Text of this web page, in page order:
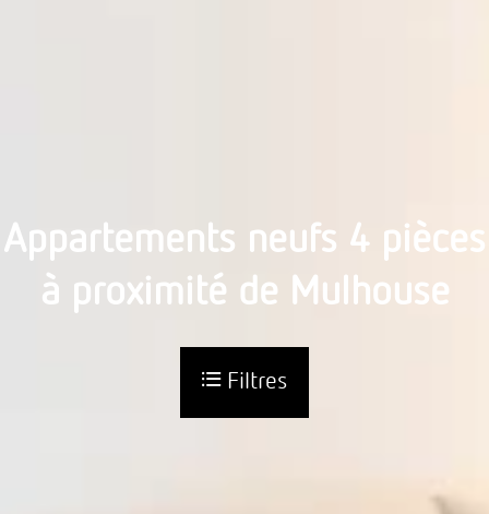
Appartements neufs 4 pièces
à proximité de Mulhouse
Filtres